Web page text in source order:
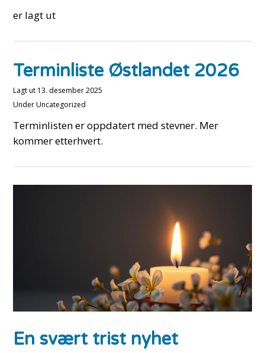
er lagt ut
Terminliste Østlandet 2026
Lagt ut 13. desember 2025
UnderUncategorized
Terminlisten er oppdatert med stevner. Mer
kommer etterhvert.
En svært trist nyhet